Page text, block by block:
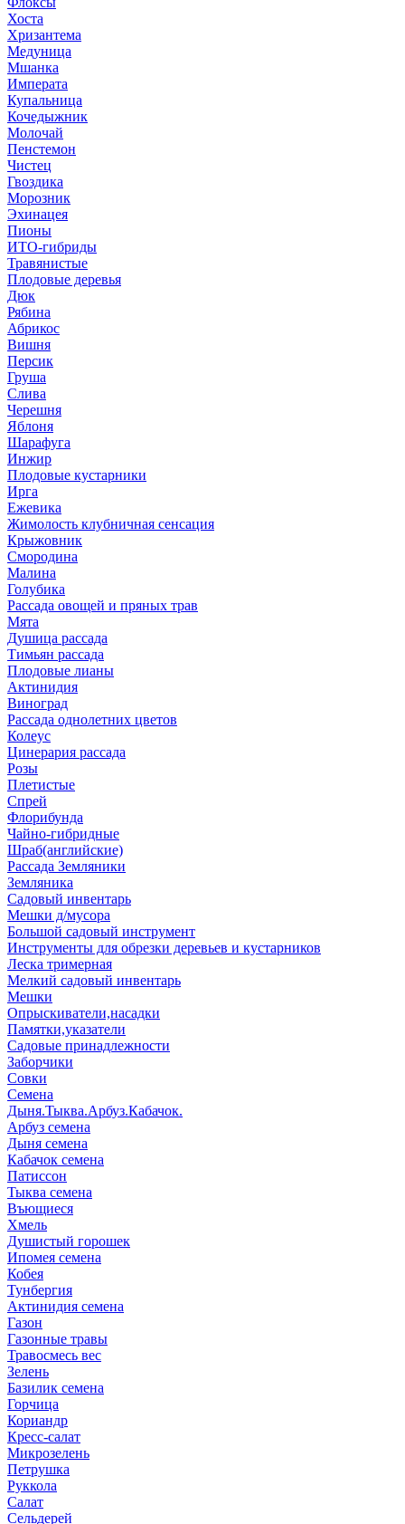
Хоста
Хризантема
Медуница
Мшанка
Императа
Купальница
Кочедыжник
Молочай
Пенстемон
Чистец
Гвоздика
Морозник
Эхинацея
Пионы
ИТО-гибриды
Травянистые
Плодовые деревья
Дюк
Рябина
Абрикос
Вишня
Персик
Груша
Слива
Черешня
Яблоня
Шарафуга
Инжир
Плодовые кустарники
Ирга
Ежевика
Жимолость клубничная сенсация
Крыжовник
Смородина
Малина
Голубика
Рассада овощей и пряных трав
Мята
Душица рассада
Тимьян рассада
Плодовые лианы
Актинидия
Виноград
Рассада однолетних цветов
Колеус
Цинерария рассада
Розы
Плетистые
Спрей
Флорибунда
Чайно-гибридные
Шраб(английские)
Рассада Земляники
Земляника
Садовый инвентарь
Мешки д/мусора
Большой садовый инструмент
Инструменты для обрезки деревьев и кустарников
Леска тримерная
Мелкий садовый инвентарь
Мешки
Опрыскиватели,насадки
Памятки,указатели
Садовые принадлежности
Заборчики
Совки
Семена
Дыня.Тыква.Арбуз.Кабачок.
Арбуз семена
Дыня семена
Кабачок семена
Патиссон
Тыква семена
Въющиеся
Хмель
Душистый горошек
Ипомея семена
Кобея
Тунбергия
Актинидия семена
Газон
Газонные травы
Травосмесь вес
Зелень
Базилик семена
Горчица
Кориандр
Кресс-салат
Микрозелень
Петрушка
Руккола
Салат
Сельдерей